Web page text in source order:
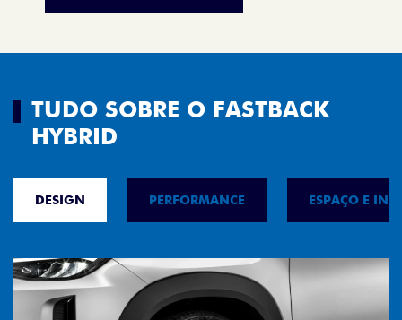
TUDO SOBRE O FASTBACK
HYBRID
DESIGN PERFORMANCE ESPAÇO E